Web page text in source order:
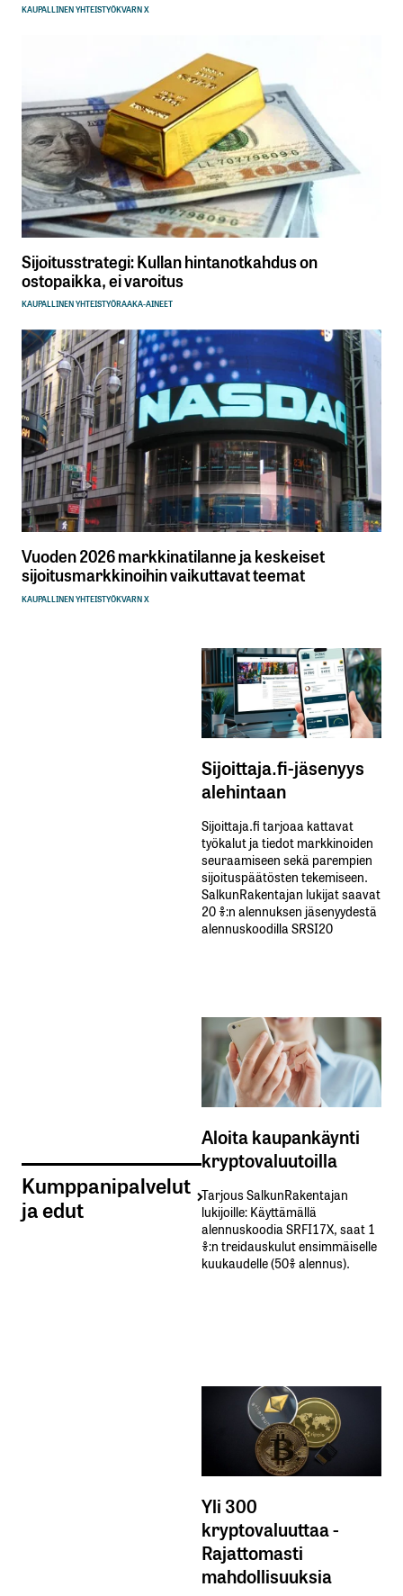
KAUPALLINEN YHTEISTYÖKVARN X
Sijoitusstrategi: Kullan hintanotkahdus on
ostopaikka, ei varoitus
KAUPALLINEN YHTEISTYÖRAAKA-AINEET
Vuoden 2026 markkinatilanne ja keskeiset
sijoitusmarkkinoihin vaikuttavat teemat
KAUPALLINEN YHTEISTYÖKVARN X
Kumppanipalvelut
ja edut
Sijoittaja.fi-jäsenyys
alehintaan
Sijoittaja.fi tarjoaa kattavat
työkalut ja tiedot markkinoiden
seuraamiseen sekä parempien
sijoituspäätösten tekemiseen.
SalkunRakentajan lukijat saavat
20 %:n alennuksen jäsenyydestä
alennuskoodilla SRSI20
Aloita kaupankäynti
kryptovaluutoilla
Tarjous SalkunRakentajan
lukijoille: Käyttämällä​ ​
alennuskoodia​ ​SRFI17X,​ ​saat​ ​1
%:n treidauskulut​ ​ensimmäiselle​ ​
kuukaudelle​ ​(50%​ ​alennus).
Yli 300
kryptovaluuttaa -
Rajattomasti
mahdollisuuksia